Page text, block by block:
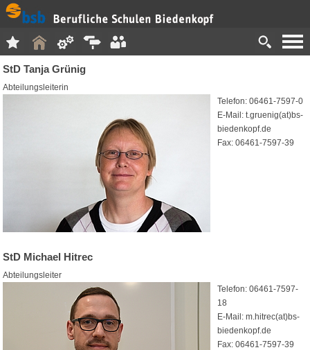
StD Tanja Grünig
Abteilungsleiterin
Telefon: 06461-7597-0
E-Mail: t.gruenig(at)bs-
biedenkopf.de
Fax: 06461-7597-39
StD Michael Hitrec
Abteilungsleiter
Telefon: 06461-7597-
18
E-Mail: m.hitrec(at)bs-
biedenkopf.de
Fax: 06461-7597-39